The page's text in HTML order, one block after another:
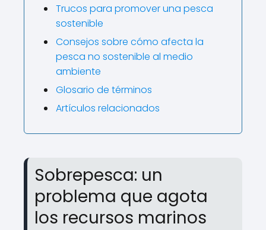
Trucos para promover una pesca
sostenible
Consejos sobre cómo afecta la
pesca no sostenible al medio
ambiente
Glosario de términos
Artículos relacionados
Sobrepesca: un
problema que agota
los recursos marinos